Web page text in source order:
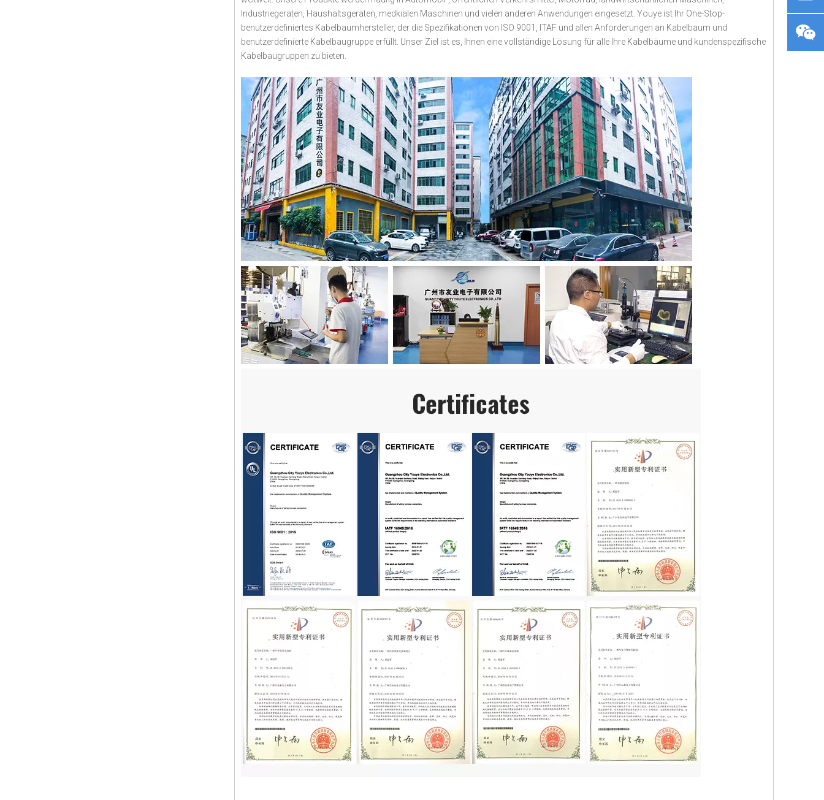
Industriegeräten, Haushaltsgeräten, medkialen Maschinen und vielen anderen Anwendungen eingesetzt. Youye ist Ihr One-Stop-
benutzerdefiniertes Kabelbaumhersteller, der die Spezifikationen von ISO 9001, ITAF und allen Anforderungen an Kabelbaum und
benutzerdefinierte Kabelbaugruppe erfüllt. Unser Ziel ist es, Ihnen eine vollständige Lösung für alle Ihre Kabelbäume und kundenspezifische
Kabelbaugruppen zu bieten.